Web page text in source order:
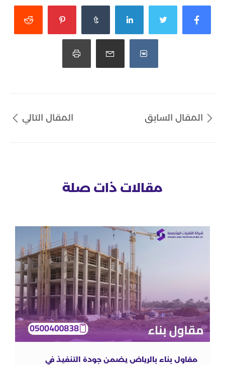
المقال السابق المقال التالي
مقالات ذات صلة
مقاول بناء بالرياض يضمن جودة التنفيذ في